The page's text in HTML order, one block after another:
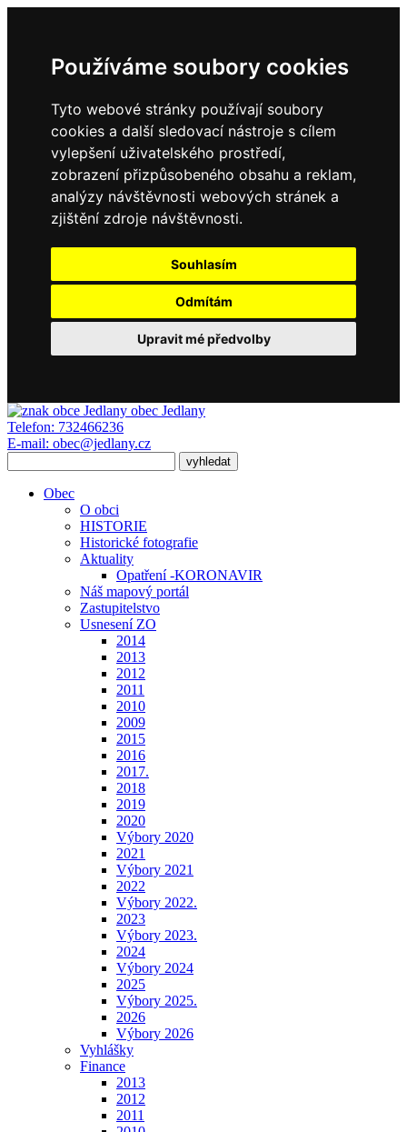
Používáme soubory cookies
Tyto webové stránky používají soubory
cookies a další sledovací nástroje s cílem
vylepšení uživatelského prostředí,
zobrazení přizpůsobeného obsahu a reklam,
analýzy návštěvnosti webových stránek a
zjištění zdroje návštěvnosti.
Souhlasím
Odmítám
Upravit mé předvolby
obec Jedlany
Telefon: 732466236
E-mail: obec@jedlany.cz
Obec
O obci
HISTORIE
Historické fotografie
Aktuality
Opatření -KORONAVIR
Náš mapový portál
Zastupitelstvo
Usnesení ZO
2014
2013
2012
2011
2010
2009
2015
2016
2017.
2018
2019
2020
Výbory 2020
2021
Výbory 2021
2022
Výbory 2022.
2023
Výbory 2023.
2024
Výbory 2024
2025
Výbory 2025.
2026
Výbory 2026
Vyhlášky
Finance
2013
2012
2011